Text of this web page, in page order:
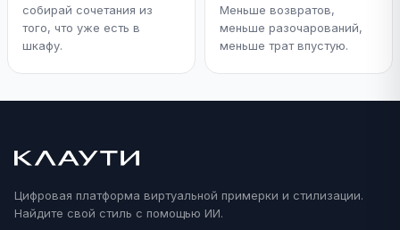
собирай сочетания из
того, что уже есть в
шкафу.
Меньше возвратов,
меньше разочарований,
меньше трат впустую.
Цифровая платформа виртуальной примерки и стилизации.
Найдите свой стиль с помощью ИИ.